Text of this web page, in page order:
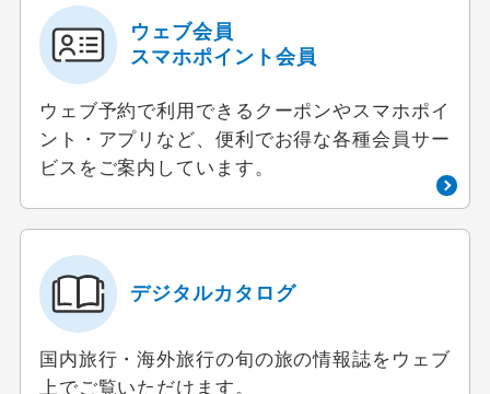
ウェブ会員
スマホポイント会員
ウェブ予約で利用できるクーポンやスマホポイ
ント・アプリなど、便利でお得な各種会員サー
ビスをご案内しています。
デジタルカタログ
国内旅行・海外旅行の旬の旅の情報誌をウェブ
上でご覧いただけます。